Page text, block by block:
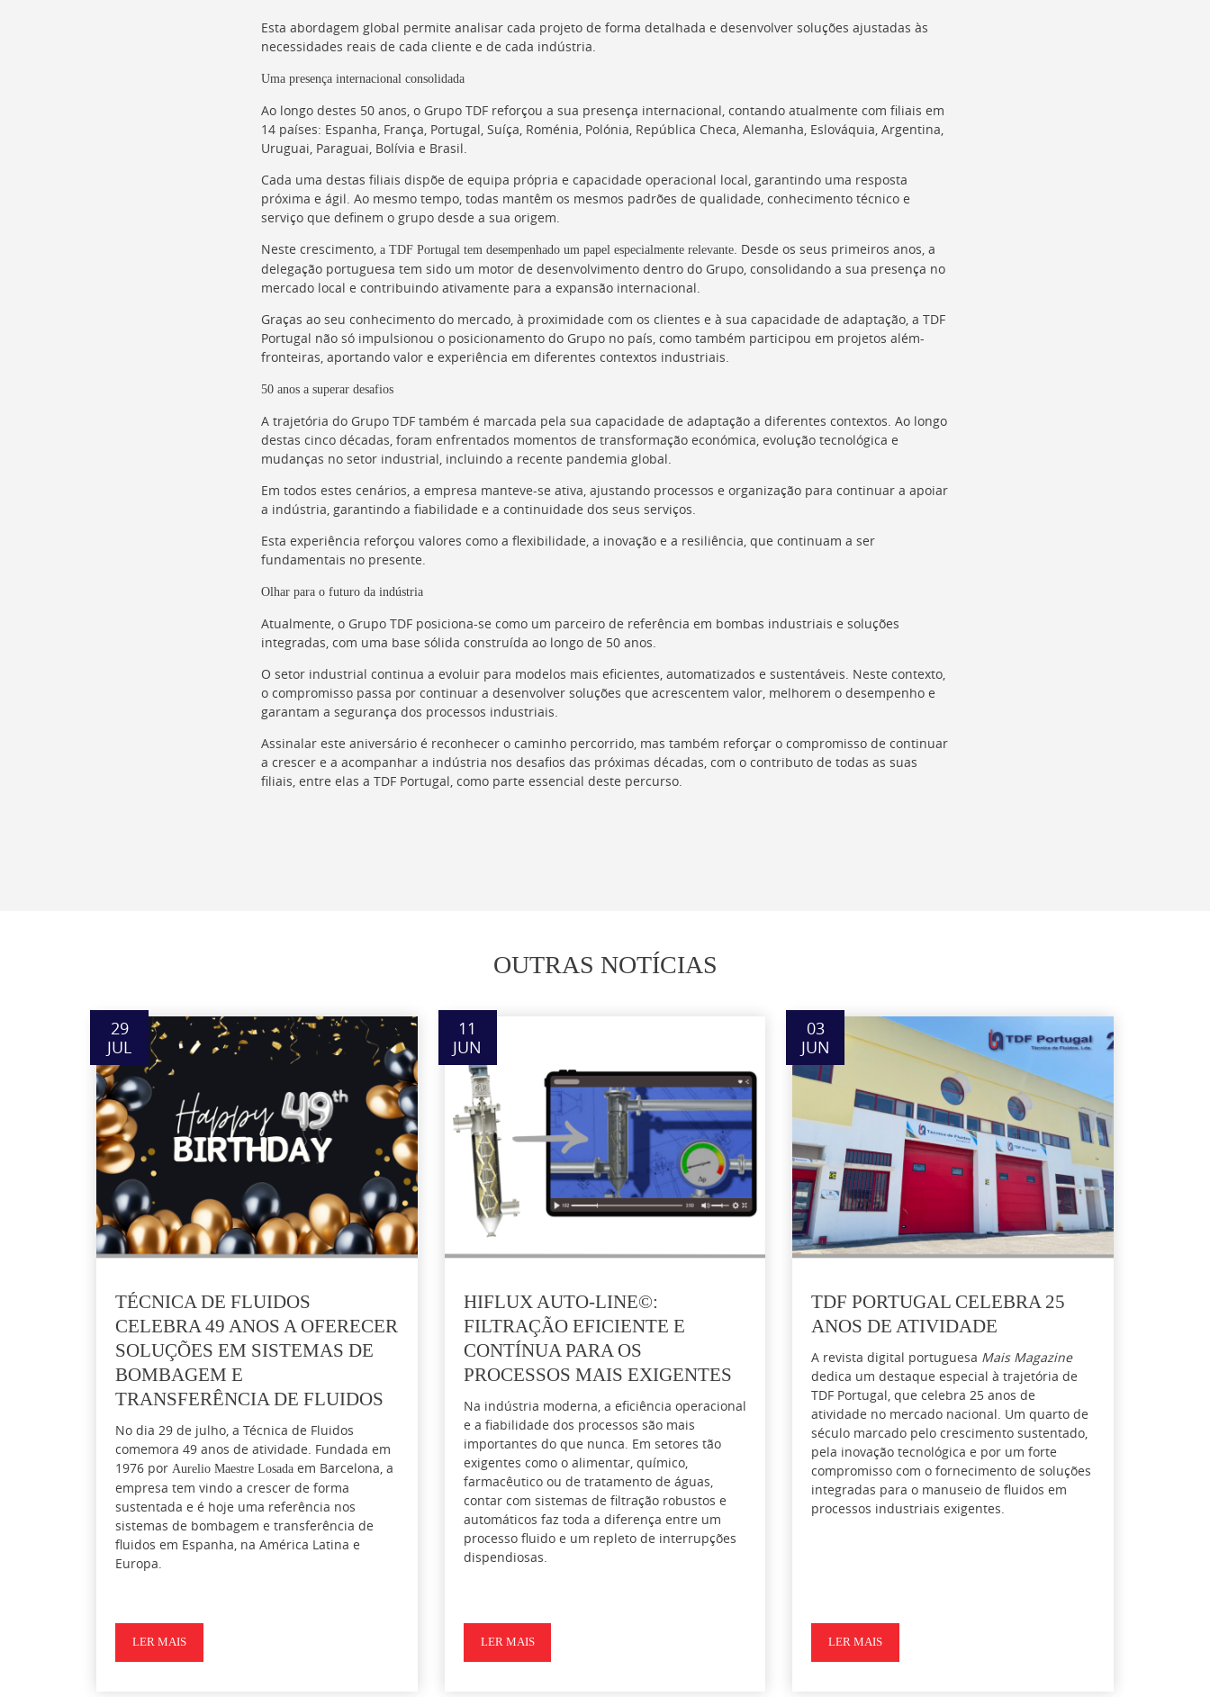
Esta abordagem global permite analisar cada projeto de forma detalhada e desenvolver soluções ajustadas às
necessidades reais de cada cliente e de cada indústria.
Uma presença internacional consolidada
Ao longo destes 50 anos, o Grupo TDF reforçou a sua presença internacional, contando atualmente com filiais em
14 países: Espanha, França, Portugal, Suíça, Roménia, Polónia, República Checa, Alemanha, Eslováquia, Argentina,
Uruguai, Paraguai, Bolívia e Brasil.
Cada uma destas filiais dispõe de equipa própria e capacidade operacional local, garantindo uma resposta
próxima e ágil. Ao mesmo tempo, todas mantêm os mesmos padrões de qualidade, conhecimento técnico e
serviço que definem o grupo desde a sua origem.
Neste crescimento,a TDF Portugal tem desempenhado um papel especialmente relevante. Desde os seus primeiros anos, a
delegação portuguesa tem sido um motor de desenvolvimento dentro do Grupo, consolidando a sua presença no
mercado local e contribuindo ativamente para a expansão internacional.
Graças ao seu conhecimento do mercado, à proximidade com os clientes e à sua capacidade de adaptação, a TDF
Portugal não só impulsionou o posicionamento do Grupo no país, como também participou em projetos além-
fronteiras, aportando valor e experiência em diferentes contextos industriais.
50 anos a superar desafios
A trajetória do Grupo TDF também é marcada pela sua capacidade de adaptação a diferentes contextos. Ao longo
destas cinco décadas, foram enfrentados momentos de transformação económica, evolução tecnológica e
mudanças no setor industrial, incluindo a recente pandemia global.
Em todos estes cenários, a empresa manteve-se ativa, ajustando processos e organização para continuar a apoiar
a indústria, garantindo a fiabilidade e a continuidade dos seus serviços.
Esta experiência reforçou valores como a flexibilidade, a inovação e a resiliência, que continuam a ser
fundamentais no presente.
Olhar para o futuro da indústria
Atualmente, o Grupo TDF posiciona-se como um parceiro de referência em bombas industriais e soluções
integradas, com uma base sólida construída ao longo de 50 anos.
O setor industrial continua a evoluir para modelos mais eficientes, automatizados e sustentáveis. Neste contexto,
o compromisso passa por continuar a desenvolver soluções que acrescentem valor, melhorem o desempenho e
garantam a segurança dos processos industriais.
Assinalar este aniversário é reconhecer o caminho percorrido, mas também reforçar o compromisso de continuar
a crescer e a acompanhar a indústria nos desafios das próximas décadas, com o contributo de todas as suas
filiais, entre elas a TDF Portugal, como parte essencial deste percurso.
OUTRAS NOTÍCIAS
29
JUL
TÉCNICA DE FLUIDOS
CELEBRA 49 ANOS A OFERECER
SOLUÇÕES EM SISTEMAS DE
BOMBAGEM E
TRANSFERÊNCIA DE FLUIDOS
No dia 29 de julho, a Técnica de Fluidos
comemora 49 anos de atividade. Fundada em
1976 porAurelio Maestre Losada em Barcelona, a
empresa tem vindo a crescer de forma
sustentada e é hoje uma referência nos
sistemas de bombagem e transferência de
fluidos em Espanha, na América Latina e
Europa.
LER MAIS
11
JUN
HIFLUX AUTO-LINE©:
FILTRAÇÃO EFICIENTE E
CONTÍNUA PARA OS
PROCESSOS MAIS EXIGENTES
Na indústria moderna, a eficiência operacional
e a fiabilidade dos processos são mais
importantes do que nunca. Em setores tão
exigentes como o alimentar, químico,
farmacêutico ou de tratamento de águas,
contar com sistemas de filtração robustos e
automáticos faz toda a diferença entre um
processo fluido e um repleto de interrupções
dispendiosas.
LER MAIS
03
JUN
TDF PORTUGAL CELEBRA 25
ANOS DE ATIVIDADE
A revista digital portuguesa Mais Magazine
dedica um destaque especial à trajetória de
TDF Portugal, que celebra 25 anos de
atividade no mercado nacional. Um quarto de
século marcado pelo crescimento sustentado,
pela inovação tecnológica e por um forte
compromisso com o fornecimento de soluções
integradas para o manuseio de fluidos em
processos industriais exigentes.
LER MAIS